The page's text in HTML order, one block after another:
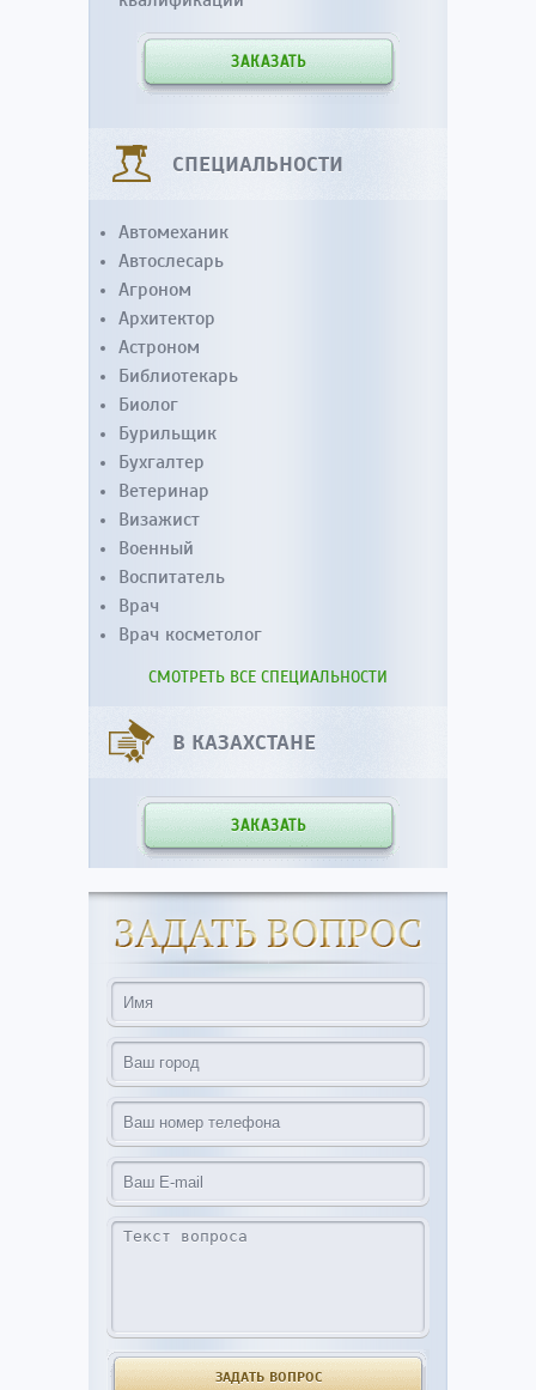
ЗАКАЗАТЬ
СПЕЦИАЛЬНОСТИ
Автомеханик
Автослесарь
Агроном
Архитектор
Астроном
Библиотекарь
Биолог
Бурильщик
Бухгалтер
Ветеринар
Визажист
Военный
Воспитатель
Врач
Врач косметолог
СМОТРЕТЬ ВСЕ СПЕЦИАЛЬНОСТИ
В КАЗАХСТАНЕ
ЗАКАЗАТЬ